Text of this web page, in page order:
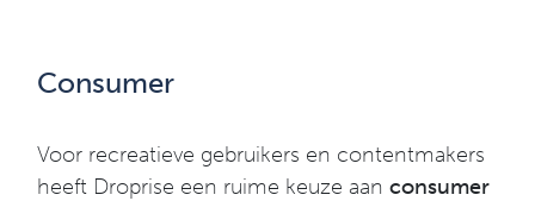
Consumer
Voor recreatieve gebruikers en contentmakers
heeft Droprise een ruime keuze aan consumer